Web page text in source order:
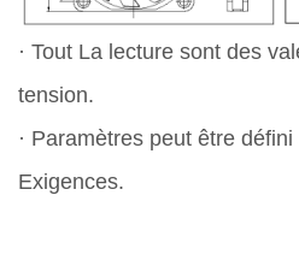
· Tout La lecture sont des
tension.
· Paramètres peut être
Exigences.